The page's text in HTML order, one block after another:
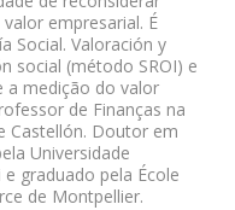
empresarial. É
Social. Valoración y
social (método SROI) e
a medição do valor
de Finanças na
Castellón. Doutor em
Universidade
graduado pela École
de Montpellier.